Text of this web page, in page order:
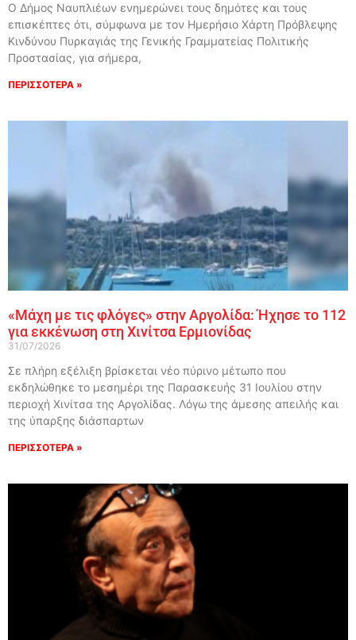
Ο Δήμος Ναυπλιέων ενημερώνει τους δημότες και τους
επισκέπτες ότι, σύμφωνα με τον Ημερήσιο Χάρτη Πρόβλεψης
Κινδύνου Πυρκαγιάς της Γενικής Γραμματείας Πολιτικής
Προστασίας, για σήμερα,
ΠΕΡΙΣΣΟΤΕΡΑ »
«Μάχη με τις φλόγες» στην Αργολίδα: Ήχησε το 112
για εκκένωση στη Χινίτσα Ερμιονίδας
31/07/2026
Σε πλήρη εξέλιξη βρίσκεται νέο πύρινο μέτωπο που
εκδηλώθηκε το μεσημέρι της Παρασκευής 31 Ιουλίου στην
περιοχή Χινίτσα της Αργολίδας. Λόγω της άμεσης απειλής και
της ύπαρξης διάσπαρτων
ΠΕΡΙΣΣΟΤΕΡΑ »